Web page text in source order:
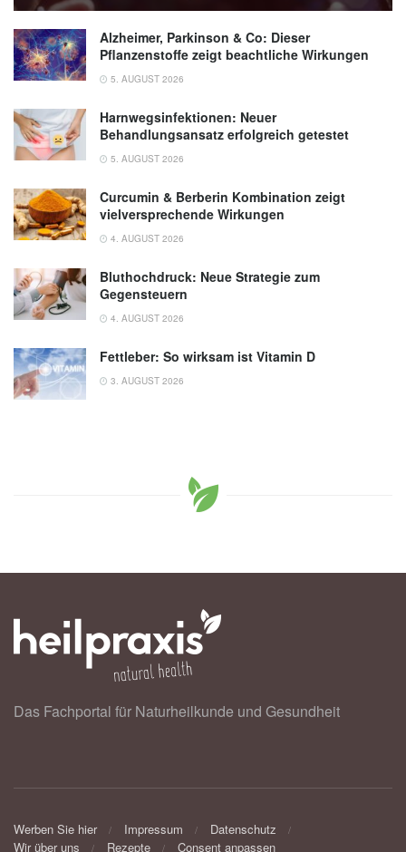
Alzheimer, Parkinson & Co: Dieser
Pflanzenstoffe zeigt beachtliche Wirkungen
5. AUGUST 2026
Harnwegsinfektionen: Neuer
Behandlungsansatz erfolgreich getestet
5. AUGUST 2026
Curcumin & Berberin Kombination zeigt
vielversprechende Wirkungen
4. AUGUST 2026
Bluthochdruck: Neue Strategie zum
Gegensteuern
4. AUGUST 2026
Fettleber: So wirksam ist Vitamin D
3. AUGUST 2026
Das Fachportal für Naturheilkunde und Gesundheit
Werben Sie hier Impressum
Datenschutz
Wir über uns
Rezepte Consent anpassen